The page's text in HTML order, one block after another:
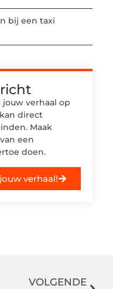
bij een taxi
verhaal op
direct
Maak
een
doen.
verhaal!
VOLGENDE